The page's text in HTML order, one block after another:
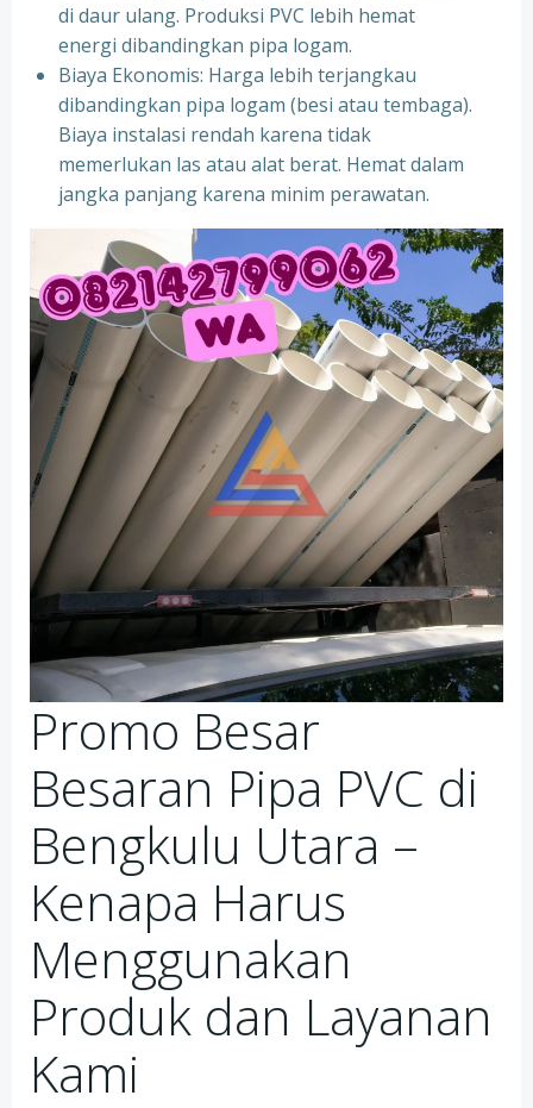
di daur ulang. Produksi PVC lebih hemat
energi dibandingkan pipa logam.
Biaya Ekonomis: Harga lebih terjangkau
dibandingkan pipa logam (besi atau tembaga).
Biaya instalasi rendah karena tidak
memerlukan las atau alat berat. Hemat dalam
jangka panjang karena minim perawatan.
Promo Besar
Besaran Pipa PVC di
Bengkulu Utara –
Kenapa Harus
Menggunakan
Produk dan Layanan
Kami